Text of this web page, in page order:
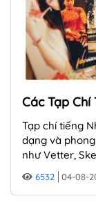
Các Tạp
Tạp chí tiếng
dạng và
như Vetter,
6532 04-08-